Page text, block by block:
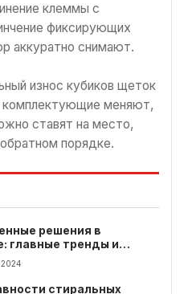
клеммы с
фиксирующих
аккуратно снимают.
износ кубиков щеток
комплектующие меняют,
ставят на место,
порядке.
решения в
главные тренды и
идеи
2024
стиральных